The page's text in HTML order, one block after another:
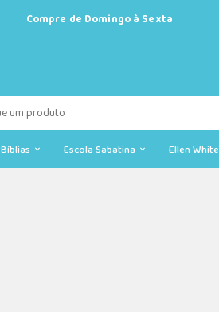
Compre de Domingo à Sexta
Bíblias Escola Sabatina Ellen White